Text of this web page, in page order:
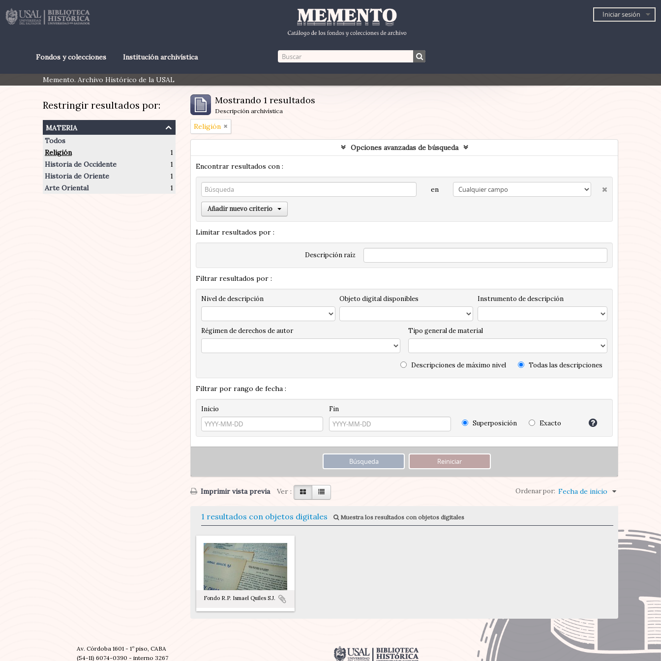
Iniciar sesión
Fondos y colecciones Institución archivística
Memento. Archivo Histórico de la USAL
Restringir resultados por:
materia
Todos
Religión
1
Historia de Occidente
1
Historia de Oriente
1
Arte Oriental
1
Mostrando 1 resultados
Descripción archivística
Religión
Opciones avanzadas de búsqueda
Encontrar resultados con :
en
Añadir nuevo criterio
Limitar resultados por :
Descripción raíz
Filtrar resultados por :
Nivel de descripción Objeto digital disponibles Instrumento de descripción
Régimen de derechos de autor Tipo general de material
Descripciones de máximo nivel Todas las descripciones
Filtrar por rango de fecha :
Inicio
Fin
Superposición
Exacto
Imprimir vista previa Ver : Ordenar por: Fecha de inicio
1 resultados con objetos digitales Muestra los resultados con objetos digitales
Fondo R.P. Ismael Quiles S.J.
Av. Córdoba 1601 - 1º piso, CABA
(54-11) 6074-0390 - interno 3267